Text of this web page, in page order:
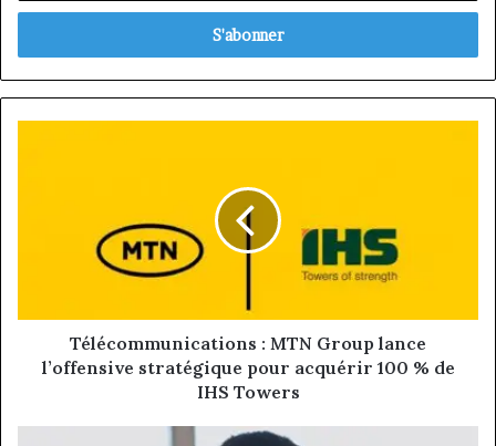
adresse
acquérir
Télécommunications : MTN Group lance
l’offensive stratégique pour acquérir 100 % de
IHS Towers